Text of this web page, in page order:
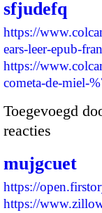
sfjudefq
https://
ears-leer-epub-
https://
cometa-de-miel-
Toegevoegd
reacties
mujgcuet
https://
https://